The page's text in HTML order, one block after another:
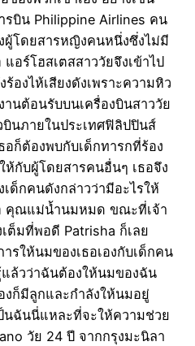
รบิน Philippine Airlines คน
โดยสารหญิงคนหนึ่งซึ่งไม่มี
อร์โฮสเตสสาววัยจึงเข้าไป
องไห้เสียงดังเพราะความหิว
นต้อนรับบนเครื่องบินสาววัย
นภายในประเทศฟิลิปปินส์
อก็ต้องพบกับเด็กทารกที่ร้อง
ห้กับผู้โดยสารคนอื่นๆ เธอจึง
ด็กคนดังกล่าวว่ามีอะไรให้
คุณแม่น้ำนมหมด ขณะที่เจ้า
ต็มที่พอดี Patrisha ก็เลย
รให้นมของเธอเองกับเด็กคน
แล้วว่าฉันต้องให้นมของฉัน
งก็มีลูกและกำลังให้นมอยู่
ฉันนี่แหละที่จะให้ความช่วย
วัย 24 ปี จากกรุงมะนิลา